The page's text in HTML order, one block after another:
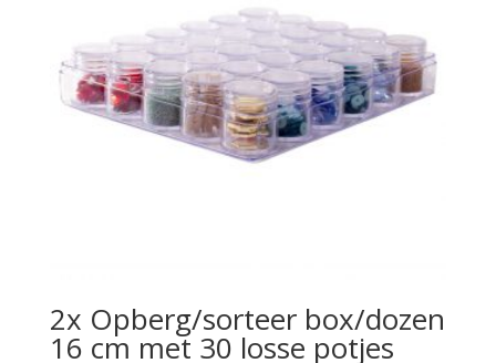
2x Opberg/sorteer box/dozen
16 cm met 30 losse potjes